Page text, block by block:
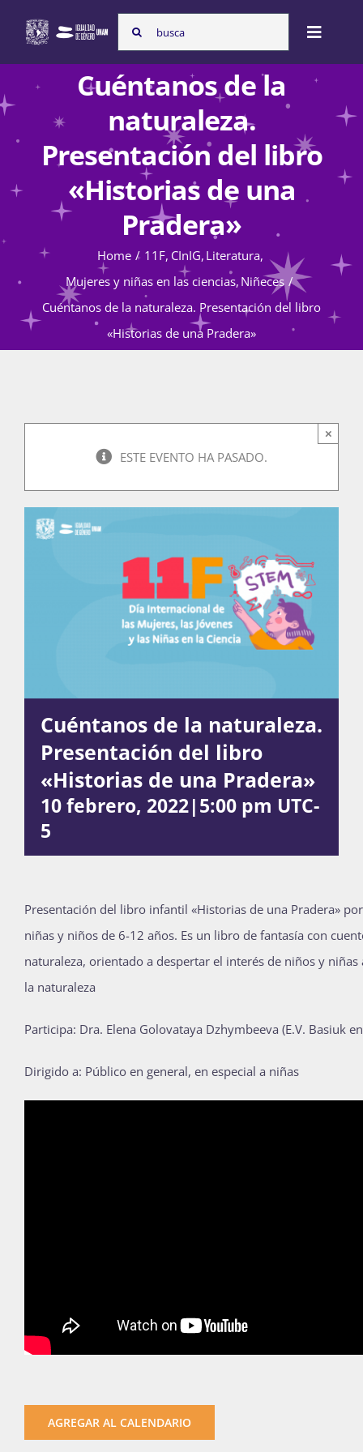
content
Search
for:
Toggle
Inicio
Nosotras
Programas
Atención de la violencia de género
Cursos
Actividades
La Boletina
Blog
Recursos
Publicaciones
Bienvenida generación 2027-1
Cuéntanos de la
naturaleza.
Presentación del libro
«Historias de una
Pradera»
Home 11F CInIG Literatura
Mujeres y niñas en las ciencias Niñeces
Cuéntanos de la naturaleza. Presentación del libro
«Historias de una Pradera»
ESTE EVENTO HA PASADO.
×
Cuéntanos de la naturaleza.
Presentación del libro
«Historias de una Pradera»
10 febrero, 2022|5:00 pm UTC-
5
Presentación del libro infantil «Historias de una Pradera»
niñas y niños de 6-12 años. Es un libro de fantasía con
naturaleza, orientado a despertar el interés de niños y
la naturaleza
Participa: Dra. Elena Golovataya Dzhymbeeva (E.V. Basiuk
Dirigido a: Público en general, en especial a niñas
AGREGAR AL CALENDARIO